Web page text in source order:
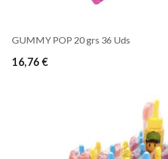
GUMMY POP 20 grs 36 Uds
16,76 €